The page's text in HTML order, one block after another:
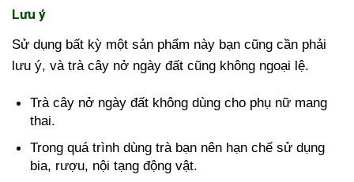
Lưu ý
Sử dụng bất kỳ một sản phẩm này bạn cũng cần phải
lưu ý, và trà cây nở ngày đất cũng không ngoại lệ.
Trà cây nở ngày đất không dùng cho phụ nữ mang
thai.
Trong quá trình dùng trà bạn nên hạn chế sử dụng
bia, rượu, nội tạng động vật.